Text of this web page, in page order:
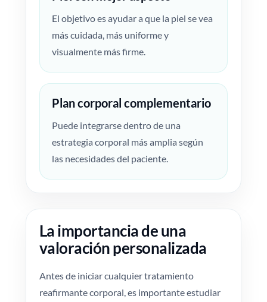
El objetivo es ayudar a que la piel se vea
más cuidada, más uniforme y
visualmente más firme.
Plan corporal complementario
Puede integrarse dentro de una
estrategia corporal más amplia según
las necesidades del paciente.
La importancia de una
valoración personalizada
Antes de iniciar cualquier tratamiento
reafirmante corporal, es importante estudiar